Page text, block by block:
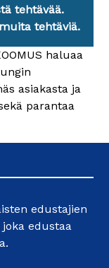
tehtävää.
tehtäviä.
haluaa
asiakasta ja
parantaa
edustajien
edustaa